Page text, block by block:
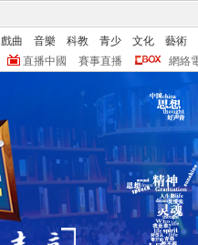
戲曲 音樂 科教 青少 文化
藝術
直播中國 賽事直播 網絡